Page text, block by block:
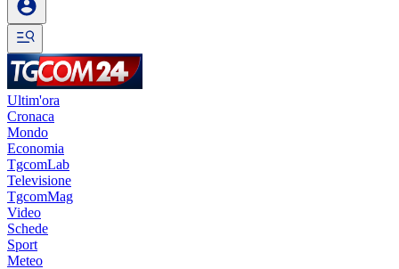
Ultim'ora
Cronaca
Mondo
Economia
TgcomLab
Televisione
TgcomMag
Video
Schede
Sport
Meteo